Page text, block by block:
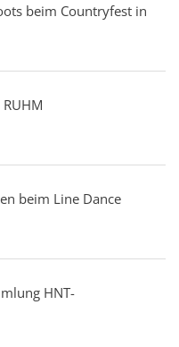
beim Countryfest in
beim Line Dance
HNT-